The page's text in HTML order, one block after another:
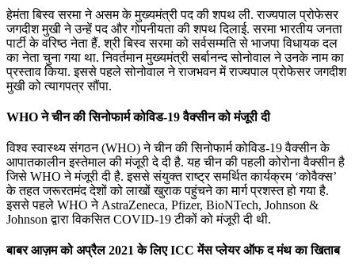
हेमंता बिस्‍व सरमा ने असम के मुख्‍यमंत्री पद की शपथ ली. राज्‍यपाल प्रोफेसर
जगदीश मुखी ने उन्हें पद और गोपनीयता की शपथ दिलाई. सरमा भारतीय जनता
पार्टी के वरिष्‍ठ नेता हैं. श्री बिस्‍व सरमा को सर्वसम्‍मति से भाजपा विधायक दल
का नेता चुना गया था. निवर्तमान मुख्‍यमंत्री सर्बानन्‍द सोनोवाल ने उनके नाम का
प्रस्‍ताव किया. इससे पहले सोनोवाल ने राजभवन में राज्‍यपाल प्रोफेसर जगदीश
मुखी को त्यागपत्र सौंपा.
WHO ने चीन की सिनोफार्म कोविड-19 वैक्सीन को मंजूरी दी
विश्व स्वास्थ्य संगठन (WHO) ने चीन की सिनोफार्म कोविड-19 वैक्सीन के
आपातकालीन इस्तेमाल की मंजूरी दे दी है. यह चीन की पहली कोरोना वैक्सीन है
जिसे WHO ने मंजूरी दी है. इससे संयुक्त राष्ट्र समर्थित कार्यक्रम ‘कोवैक्स’
के तहत जरूरतमंद देशों को लाखों खुराक पहुंचने का मार्ग प्रशस्त हो गया है.
इससे पहले WHO ने AstraZeneca, Pfizer, BioNTech, Johnson &
Johnson द्वारा विकसित COVID-19 टीकों को मंजूरी दी थी.
बाबर आज़म को अप्रैल 2021 के लिए ICC मेंस प्लेयर ऑफ द मंथ का खिताब